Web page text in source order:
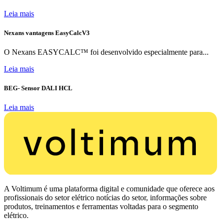
Leia mais
Nexans vantagens EasyCalcV3
O Nexans EASYCALC™ foi desenvolvido especialmente para...
Leia mais
BEG- Sensor DALI HCL
Leia mais
A Voltimum é uma plataforma digital e comunidade que oferece aos
profissionais do setor elétrico notícias do setor, informações sobre
produtos, treinamentos e ferramentas voltadas para o segmento
elétrico.